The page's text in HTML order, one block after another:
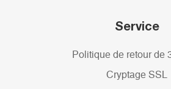
Service
Politique de retour de
Cryptage SSL